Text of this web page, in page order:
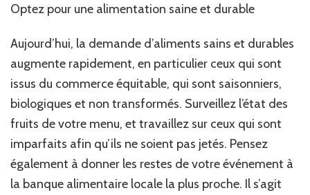
Optez pour une alimentation saine et durable
Aujourd’hui, la demande d’aliments sains et durables
augmente rapidement, en particulier ceux qui sont
issus du commerce équitable, qui sont saisonniers,
biologiques et non transformés. Surveillez l’état des
fruits de votre menu, et travaillez sur ceux qui sont
imparfaits afin qu’ils ne soient pas jetés. Pensez
également à donner les restes de votre événement à
la banque alimentaire locale la plus proche. Il s’agit